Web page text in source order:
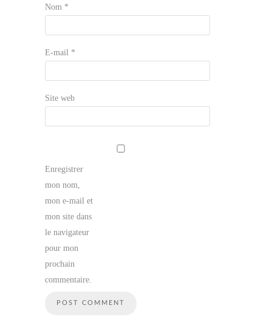
Nom *
E-mail *
Site web
Enregistrer
mon nom,
mon e-mail et
mon site dans
le navigateur
pour mon
prochain
commentaire.